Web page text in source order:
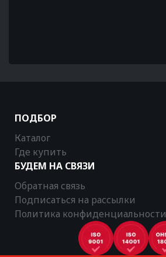
ПОДБОР
Каталог
Где купить
БУДЕМ НА СВЯЗИ
Обратная связь
Подписаться на рассылки
Политика конфиденциальности